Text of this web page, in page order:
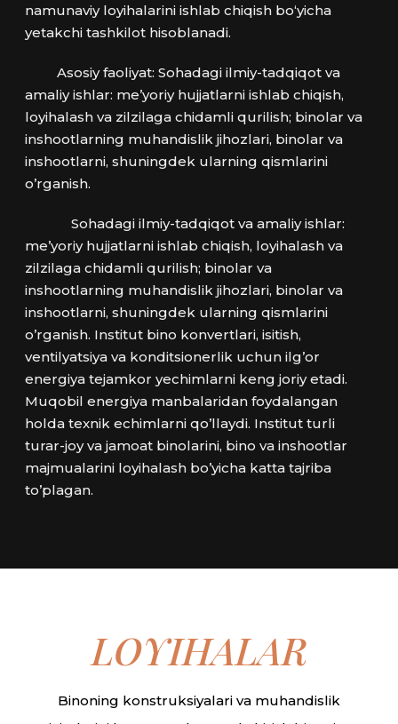
namunaviy loyihalarini ishlab chiqish bo‘yicha
yetakchi tashkilot hisoblanadi.
Asosiy faoliyat: Sohadagi ilmiy-tadqiqot va
amaliy ishlar: me’yoriy hujjatlarni ishlab chiqish,
loyihalash va zilzilaga chidamli qurilish; binolar va
inshootlarning muhandislik jihozlari, binolar va
inshootlarni, shuningdek ularning qismlarini
o’rganish.
Sohadagi ilmiy-tadqiqot va amaliy ishlar:
me’yoriy hujjatlarni ishlab chiqish, loyihalash va
zilzilaga chidamli qurilish; binolar va
inshootlarning muhandislik jihozlari, binolar va
inshootlarni, shuningdek ularning qismlarini
o’rganish. Institut bino konvertlari, isitish,
ventilyatsiya va konditsionerlik uchun ilg’or
energiya tejamkor yechimlarni keng joriy etadi.
Muqobil energiya manbalaridan foydalangan
holda texnik echimlarni qo’llaydi. Institut turli
turar-joy va jamoat binolarini, bino va inshootlar
majmualarini loyihalash bo’yicha katta tajriba
to’plagan.
LOYIHALAR
Binoning konstruksiyalari va muhandislik